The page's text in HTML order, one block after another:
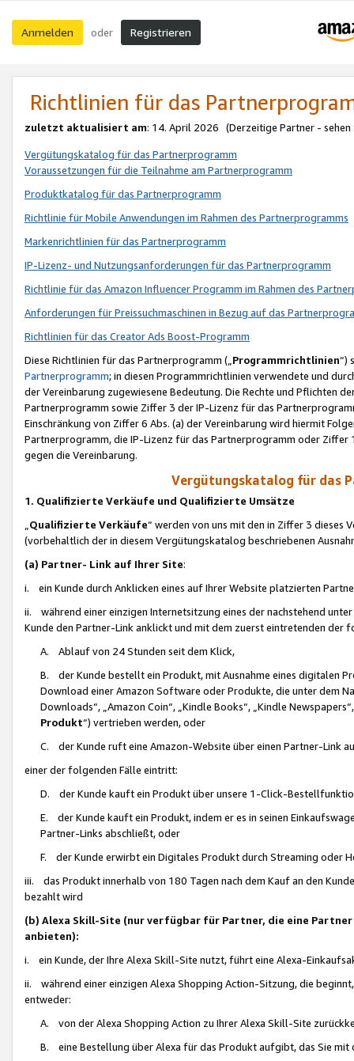
Anmelden oder Registrieren
Richtlinien für das
zuletzt aktualisiert am: 14. April 2026 (Derzeitige Partner - sehen
Vergütungskatalog für das Partnerprogramm
Voraussetzungen für die Teilnahme am Partnerprogramm
Produktkatalog für das Partnerprogramm
Richtlinie für Mobile Anwendungen im Rahmen des Partnerprogramms
Markenrichtlinien für das Partnerprogramm
IP-Lizenz- und Nutzungsanforderungen für das Partnerprogramm
Richtlinie für das Amazon Influencer Programm im Rahmen des
Anforderungen für Preissuchmaschinen in Bezug auf das
Richtlinien für das Creator Ads Boost-Programm
Diese Richtlinien für das Partnerprogramm („Programmrichtlinien“)
Partnerprogramm; in diesen Programmrichtlinien verwendete und
der Vereinbarung zugewiesene Bedeutung. Die Rechte und Pflichten
Partnerprogramm sowie Ziffer 3 der IP-Lizenz für das
Einschränkung von Ziffer 6 Abs. (a) der Vereinbarung wird hiermit
Partnerprogramm, die IP-Lizenz für das Partnerprogramm oder
gegen die Vereinbarung.
Vergütungskatalog für das
1. Qualifizierte Verkäufe und Qualifizierte Umsätze
Qualifizierte Verkäufe“ werden von uns mit den in Ziffer 3
(vorbehaltlich der in diesem Vergütungskatalog beschriebenen
(a) Partner- Link auf Ihrer Site:
i. ein Kunde durch Anklicken eines auf Ihrer Website platzierten
ii. während einer einzigen Internetsitzung eines der nachstehend
Kunde den Partner-Link anklickt und mit dem zuerst eintretenden der
A. Ablauf von 24 Stunden seit dem Klick,
B. der Kunde bestellt ein Produkt, mit Ausnahme eines digitalen
Download einer Amazon Software oder Produkte, die unter dem
Downloads“, „Amazon Coin“, „Kindle Books“, „Kindle
Produkt“) vertrieben werden, oder
C. der Kunde ruft eine Amazon-Website über einen Partner-Link
einer der folgenden Fälle eintritt:
D. der Kunde kauft ein Produkt über unsere 1-Click-
E. der Kunde kauft ein Produkt, indem er es in seinen
Partner-Links abschließt, oder
F. der Kunde erwirbt ein Digitales Produkt durch Streaming oder
iii. das Produkt innerhalb von 180 Tagen nach dem Kauf an den
bezahlt wird
(b) Alexa Skill-Site (nur verfügbar für Partner, die eine
anbieten):
i. ein Kunde, der Ihre Alexa Skill-Site nutzt, führt eine Alexa-
ii. während einer einzigen Alexa Shopping Action-Sitzung, die
entweder:
A. von der Alexa Shopping Action zu Ihrer Alexa Skill-Site
B. eine Bestellung über Alexa für das Produkt aufgibt, das Sie mit